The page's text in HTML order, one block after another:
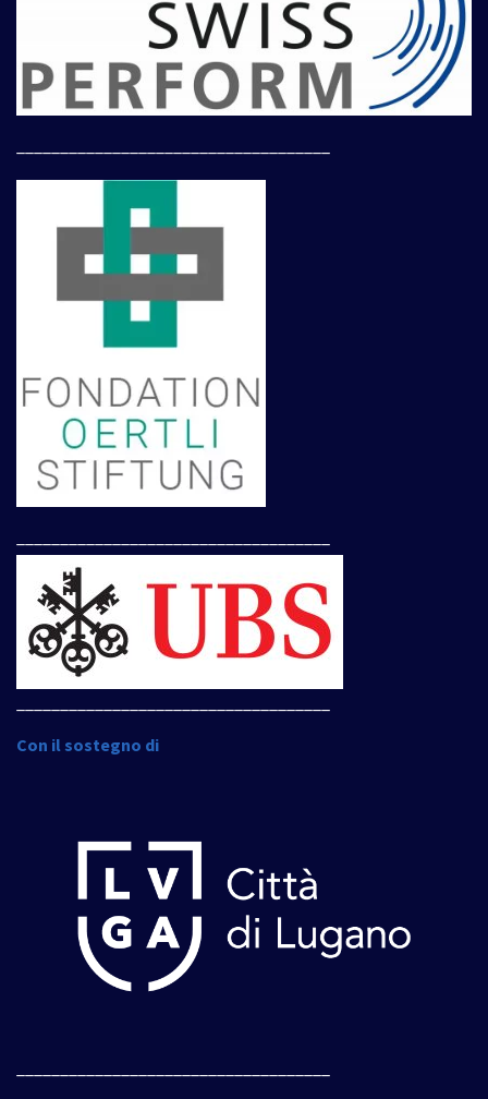
Con il sostegno di